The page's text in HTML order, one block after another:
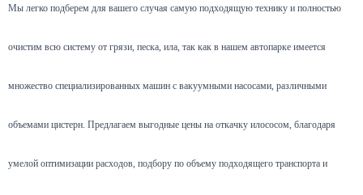
Мы легко подберем для вашего случая самую подходящую технику и полностью
очистим всю систему от грязи, песка, ила, так как в нашем автопарке имеется
множество специализированных машин с вакуумными насосами, различными
объемами цистерн. Предлагаем выгодные цены на откачку илососом, благодаря
умелой оптимизации расходов, подбору по объему подходящего транспорта и